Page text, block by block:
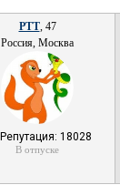
РТТ, 47
Россия, Москва
Репутация: 18028
В отпуске